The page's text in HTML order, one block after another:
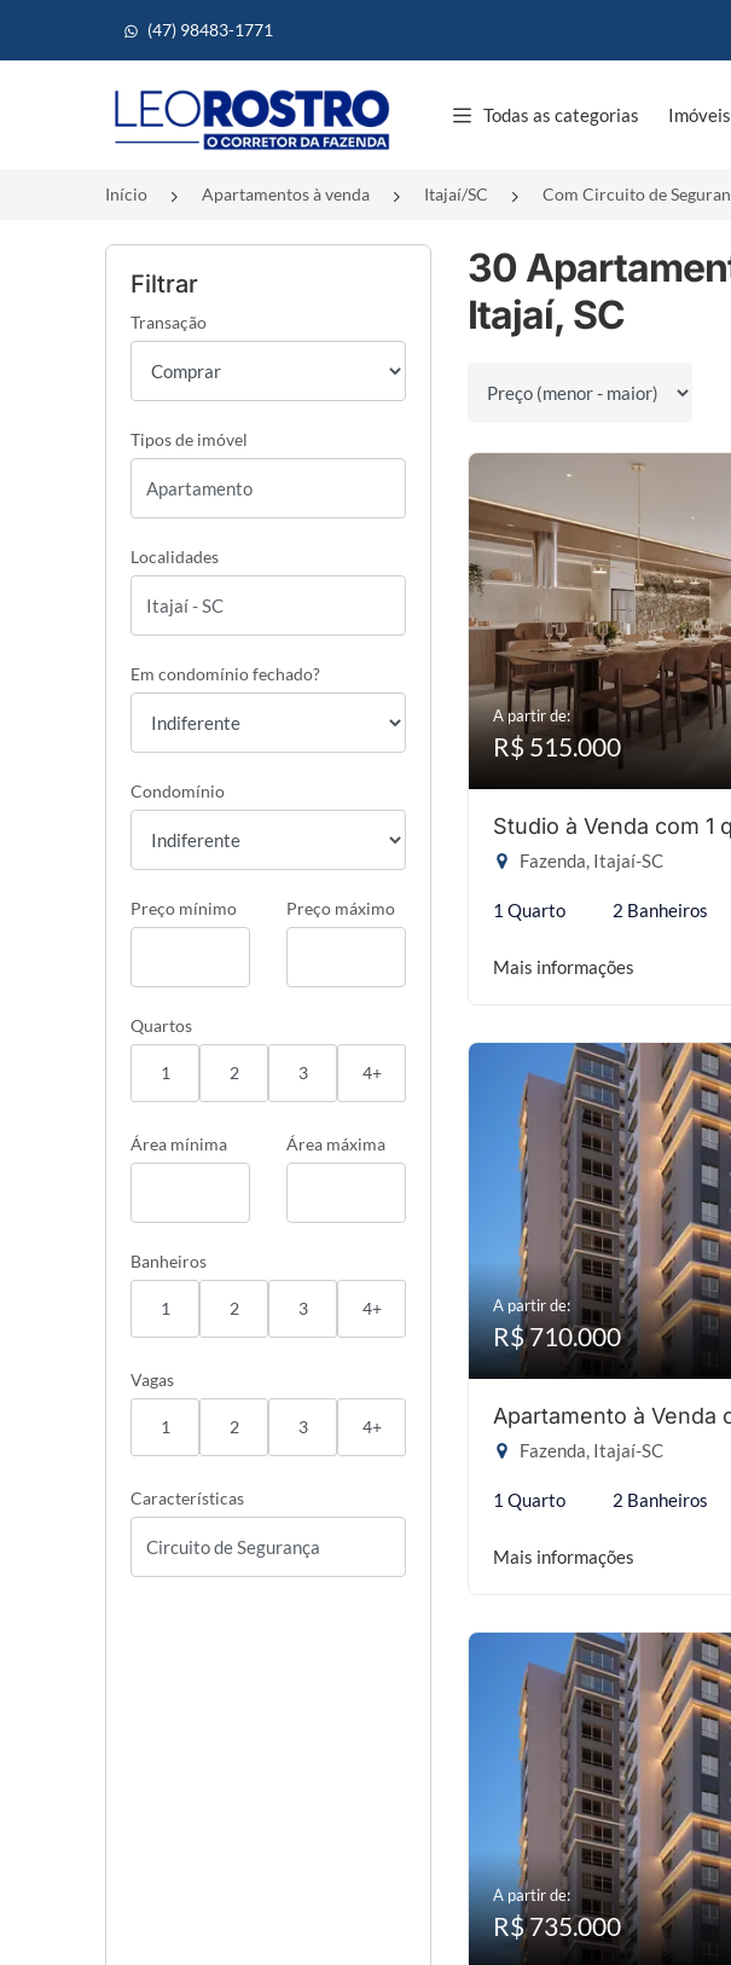
(47) 98483-1771
Página inicial
Todas as categorias
Início Apartamentos à venda Itajaí/SC Com Circuito de
Filtrar
Transação
Tipos de imóvel
Localidades
Em condomínio fechado?
Condomínio
Preço mínimo Preço máximo
Quartos
1 2 3 4+
Área mínima Área máxima
Banheiros
1 2 3 4+
Vagas
1 2 3 4+
Características
30
Itajaí, SC
Ordenar por
A partir de:
R$ 515.000
Studio à Venda com 1
Fazenda, Itajaí-SC
1 Quarto 2 Banheiros
Mais informações
A partir de:
R$ 710.000
Apartamento à Venda
Fazenda, Itajaí-SC
1 Quarto 2 Banheiros
Mais informações
A partir de:
R$ 735.000